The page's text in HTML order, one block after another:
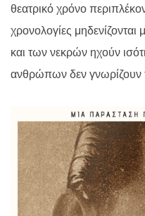
θεατρικό χρόνο
χρονολογίες
και των νεκρών ηχούν
ανθρώπων δεν γνωρίζουν